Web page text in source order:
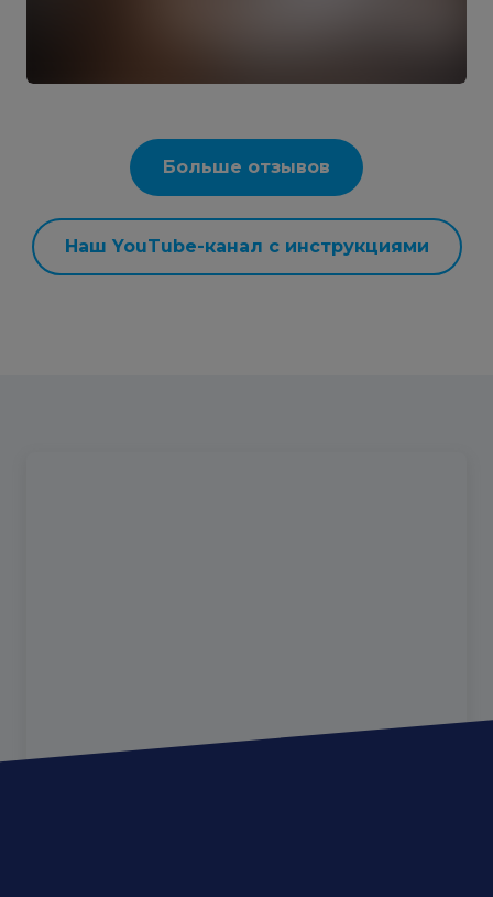
Больше отзывов
Наш YouTube-канал с инструкциями